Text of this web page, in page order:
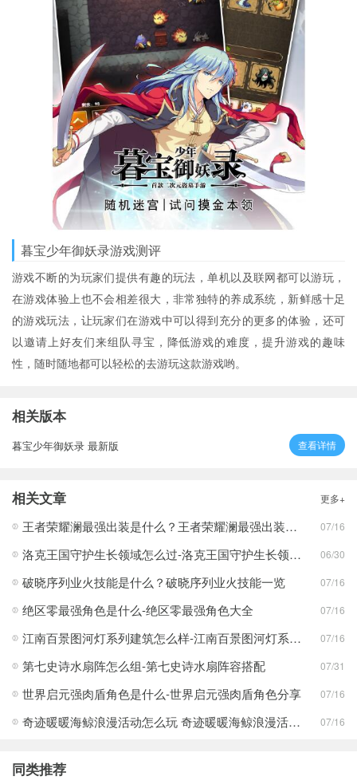
暮宝少年御妖录游戏测评
游戏不断的为玩家们提供有趣的玩法，单机以及联网都可以游玩，
在游戏体验上也不会相差很大，非常独特的养成系统，新鲜感十足
的游戏玩法，让玩家们在游戏中可以得到充分的更多的体验，还可
以邀请上好友们来组队寻宝，降低游戏的难度，提升游戏的趣味
性，随时随地都可以轻松的去游玩这款游戏哟。
相关版本
暮宝少年御妖录 最新版 查看详情
相关文章 更多+
王者荣耀澜最强出装是什么？王者荣耀澜最强出装分享 07/16
洛克王国守护生长领域怎么过-洛克王国守护生长领域通关攻略 06/30
破晓序列业火技能是什么？破晓序列业火技能一览 07/16
绝区零最强角色是什么-绝区零最强角色大全 07/16
江南百景图河灯系列建筑怎么样-江南百景图河灯系列建筑分享 07/16
第七史诗水扇阵怎么组-第七史诗水扇阵容搭配 07/31
世界启元强肉盾角色是什么-世界启元强肉盾角色分享 07/16
奇迹暖暖海鲸浪漫活动怎么玩 奇迹暖暖海鲸浪漫活动玩法一览 07/16
同类推荐